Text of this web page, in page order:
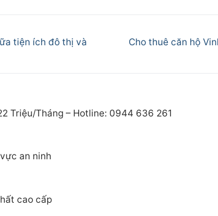
tiện ích đô thị và
Next
Cho thuê căn hộ
Triệu/Tháng – Hotline: 0944 636 261
an ninh
cao cấp